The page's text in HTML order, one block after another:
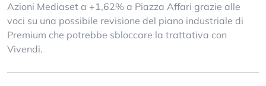
Azioni Mediaset a +1,62% a Piazza Affari grazie alle
voci su una possibile revisione del piano industriale di
Premium che potrebbe sbloccare la trattativa con
Vivendi.